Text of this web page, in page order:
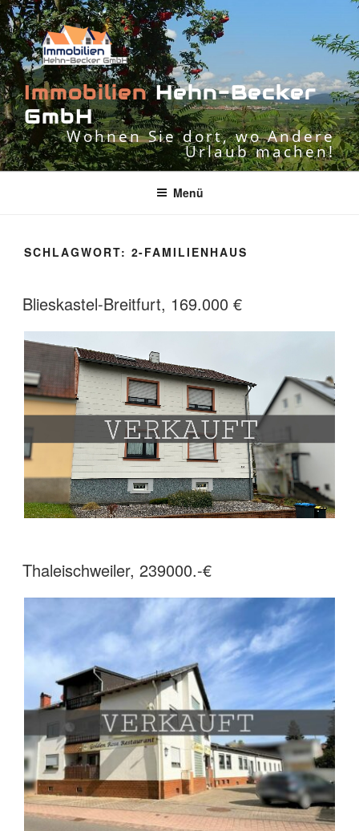
Zum
Inhalt
springen
Immobilien Hehn-Becker
GmbH
Wohnen Sie dort, wo Andere
Urlaub machen!
Menü
SCHLAGWORT: 2-FAMILIENHAUS
Blieskastel-Breitfurt, 169.000 €
Thaleischweiler, 239000.-€